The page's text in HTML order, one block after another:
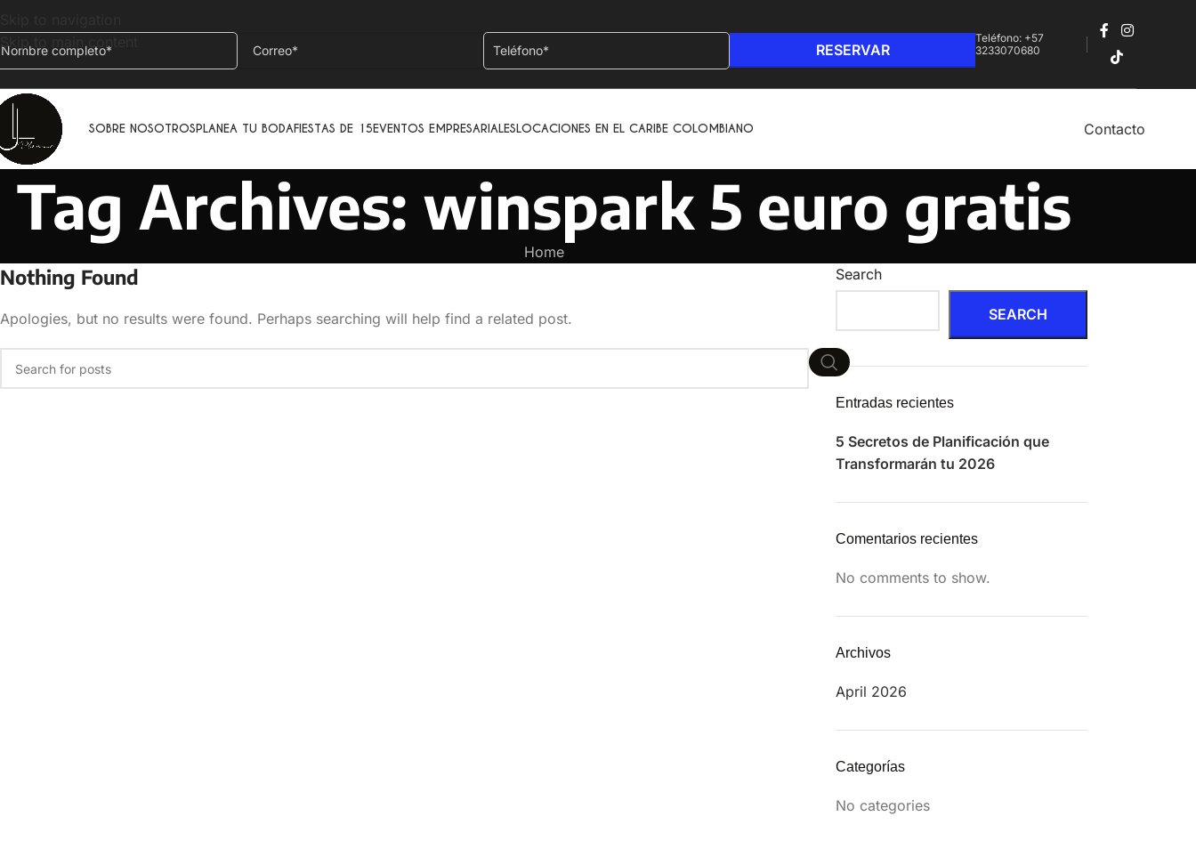
Skip to main content
Teléfono: +57
3233070680‬
SOBRE NOSOTROSPLANEA TU BODAFIESTAS DE 15EVENTOS EMPRESARIALESLOCACIONES EN EL CARIBE COLOMBIANO Contacto
Tag Archives: winspark 5 euro gratis
Home
Nothing Found
Apologies, but no results were found. Perhaps searching will help find a related post.
Search
SEARCH
Entradas recientes
5 Secretos de Planificación que
Transformarán tu 2026
Comentarios recientes
No comments to show.
Archivos
April 2026
Categorías
No categories